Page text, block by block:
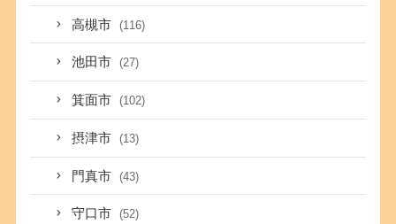
高槻市 (116)
池田市 (27)
箕面市 (102)
摂津市 (13)
門真市 (43)
守口市 (52)